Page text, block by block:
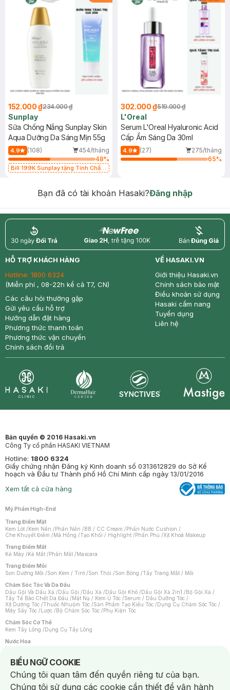
152.000 ₫234.000 ₫
Sunplay
Sữa Chống Nắng Sunplay Skin
Aqua Dưỡng Da Sáng Mịn 55g
4.9 (108)
454/tháng
48%
Bill 199K Sunplay tặng Tinh Chất
302.000 ₫519.000 ₫
L'Oreal
Serum L'Oreal Hyaluronic Acid
Cấp Ẩm Sáng Da 30ml
4.9 (27)
275/tháng
65%
Bạn đã có tài khoản Hasaki?Đăng nhập
return nowfree price
HỖ TRỢ KHÁCH HÀNG
Hotline: 1800 6324
(Miễn phí , 08-22h kể cả T7, CN)
Các câu hỏi thường gặp
Gửi yêu cầu hỗ trợ
Hướng dẫn đặt hàng
Phương thức thanh toán
Phương thức vận chuyển
Chính sách đổi trả
VỀ HASAKI.VN
Giới thiệu Hasaki.vn
Chính sách bảo mật
Điều khoản sử dụng
Hasaki cẩm nang
Tuyển dụng
Liên hệ
Bản quyền © 2016 Hasaki.vn
Công Ty cổ phần HASAKI VIETNAM
Hotline: 1800 6324
Giấy chứng nhận Đăng ký Kinh doanh số 0313612829 do Sở Kế
hoạch và Đầu tư Thành phố Hồ Chí Minh cấp ngày 13/01/2016
Xem tất cả cửa hàng
Mỹ Phẩm High-End
Trang Điểm Mặt
Kem Lót /Kem Nền /Phấn Nền /BB / CC Cream /Phấn Nước Cushion /
Che Khuyết Điểm /Má Hồng /Tạo Khối / Highlight /Phấn Phủ /Xịt Khoá Makeup
Trang Điểm Mắt
Kẻ Mày /Kẻ Mắt /Phấn Mắt /Mascara
Trang Điểm Môi
Son Dưỡng Môi /Son Kem / Tint /Son Thỏi /Son Bóng /Tẩy Trang Mắt / Môi
Chăm Sóc Tóc Và Da Đầu
Dầu Gội Và Dầu Xả /Dầu Gội /Dầu Xả /Dầu Gội Khô /Dầu Gội Xả 2in1 /Bộ Gội Xả /
Tẩy Tế Bào Chết Da Đầu /Mặt Nạ / Kem Ủ Tóc /Serum / Dầu Dưỡng Tóc /
Xịt Dưỡng Tóc /Thuốc Nhuộm Tóc /Sản Phẩm Tạo Kiểu Tóc /Dụng Cụ Chăm Sóc Tóc /
Máy Sấy Tóc /Lược /Bộ Chăm Sóc Tóc /Phụ Kiện Tóc
Chăm Sóc Cơ Thể
Kem Tẩy Lông /Dụng Cụ Tẩy Lông
Nước Hoa
Nước Hoa Nữ
Chăm Sóc Cá Nhân
Chống Muỗi /Khẩu Trang /Máy Massage/Mặt Nạ Xông Hơi /Nước Rửa Tay/
Sản Phẩm Chăm Sóc Khác /Bàn Chải Đánh Răng /Bàn Chải Điện/
Hỗ Trợ Trắng Răng/Kem Đánh Răng /Máy Tăm Nước/ Nước Súc Miệng/
BIỂU NGỮ COOKIE
Notice about cookies usage
Chúng tôi quan tâm đến quyền riêng tư của bạn.
Chúng tôi sử dụng các cookie cần thiết để vận hành